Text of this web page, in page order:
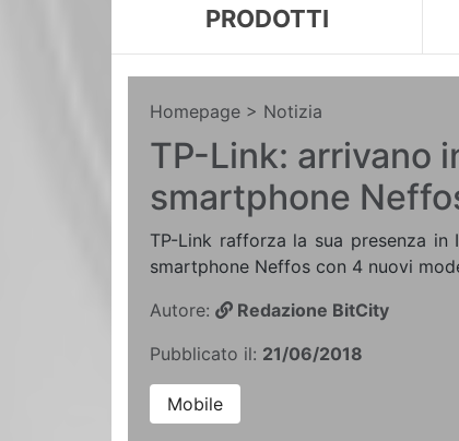
PRODOTTI
Homepage > Notizia
TP-Link: arrivano
smartphone
TP-Link rafforza la sua presenza
smartphone Neffos con 4 nuovi
Autore:
Redazione BitCity
Pubblicato il: 21/06/2018
Mobile